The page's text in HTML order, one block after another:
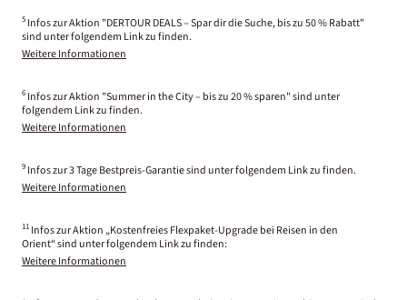
5 Infos zur Aktion "DERTOUR DEALS – Spar dir die Suche, bis zu 50 % Rabatt"
sind unter folgendem Link zu finden.
Weitere Informationen
6 Infos zur Aktion "Summer in the City – bis zu 20 % sparen" sind unter
folgendem Link zu finden.
Weitere Informationen
9 Infos zur 3 Tage Bestpreis-Garantie sind unter folgendem Link zu finden.
Weitere Informationen
11 Infos zur Aktion „Kostenfreies Flexpaket-Upgrade bei Reisen in den
Orient“ sind unter folgendem Link zu finden:
Weitere Informationen